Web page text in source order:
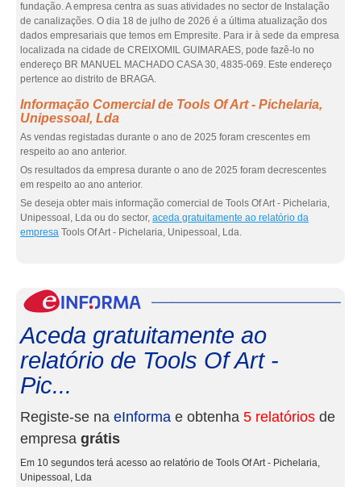
fundação. A empresa centra as suas atividades no sector de Instalação
de canalizações. O dia 18 de julho de 2026 é a última atualização dos
dados empresariais que temos em Empresite. Para ir à sede da empresa
localizada na cidade de CREIXOMIL GUIMARAES, pode fazê-lo no
endereço BR MANUEL MACHADO CASA 30, 4835-069. Este endereço
pertence ao distrito de BRAGA.
Informação Comercial de Tools Of Art - Pichelaria,
Unipessoal, Lda
As vendas registadas durante o ano de 2025 foram crescentes em
respeito ao ano anterior.
Os resultados da empresa durante o ano de 2025 foram decrescentes
em respeito ao ano anterior.
Se deseja obter mais informação comercial de Tools Of Art - Pichelaria,
Unipessoal, Lda ou do sector, aceda gratuitamente ao relatório da
empresa Tools Of Art - Pichelaria, Unipessoal, Lda.
Aceda gratuitamente ao
relatório de Tools Of Art -
Pic...
Registe-se na eInforma e obtenha 5 relatórios de
empresa grátis
Em 10 segundos terá acesso ao relatório de Tools Of Art - Pichelaria,
Unipessoal, Lda